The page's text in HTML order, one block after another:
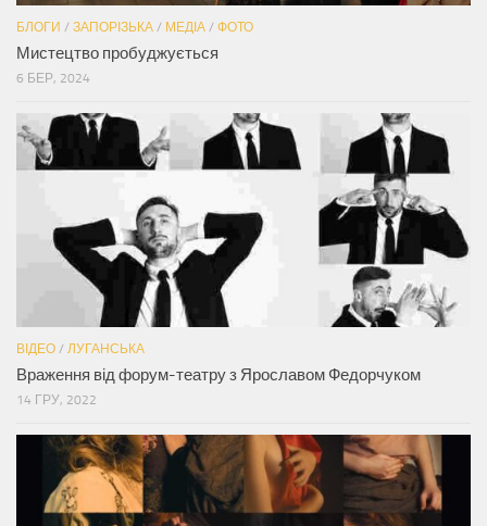
БЛОГИ / ЗАПОРІЗЬКА / МЕДІА / ФОТО
Мистецтво пробуджується
6 БЕР, 2024
ВІДЕО / ЛУГАНСЬКА
Враження від форум-театру з Ярославом Федорчуком
14 ГРУ, 2022